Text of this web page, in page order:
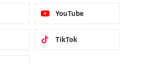
YouTube
TikTok